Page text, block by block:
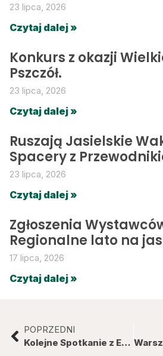
23 lipca, 2026
Czytaj dalej »
Konkurs z okazji
Pszczół.
23 lipca, 2026
Czytaj dalej »
Ruszają Jasielskie
Spacery z
23 lipca, 2026
Czytaj dalej »
Zgłoszenia
Regionalne lato na
17 lipca, 2026
Czytaj dalej »
POPRZEDNI
Kolejne Spotkanie z Etnografią